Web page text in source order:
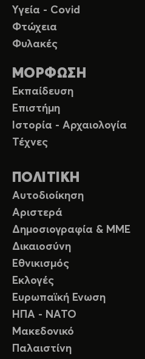
Υγεία - Covid
Φτώχεια
Φυλακές
ΜΟΡΦΩΣΗ
Εκπαίδευση
Επιστήμη
Ιστορία - Αρχαιολογία
Τέχνες
ΠΟΛΙΤΙΚΗ
Αυτοδιοίκηση
Αριστερά
Δημοσιογραφία & ΜΜΕ
Δικαιοσύνη
Εθνικισμός
Εκλογές
Ευρωπαϊκή Ενωση
ΗΠΑ - ΝΑΤΟ
Μακεδονικό
Παλαιστίνη